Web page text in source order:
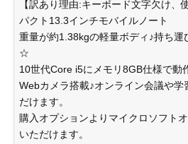
【訳あり理由:キーボード文字欠け、
パクト13.3インチモバイルノート
重量が約1.38kgの軽量ボディ♪持ち運
☆
10世代Core i5にメモリ8GB仕様で動
Webカメラ搭載♪オンライン会議や学
だけます。
購入オプションよりマイクロソフト
いただけます。